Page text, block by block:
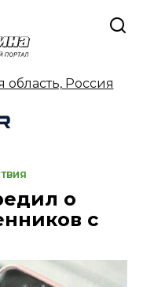
область, Россия
о
с